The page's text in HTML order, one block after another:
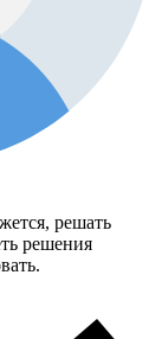
решать
решения